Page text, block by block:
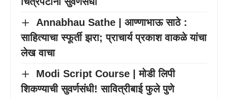
Annabhau Sathe | आण्णाभाऊ साठे :
साहित्याचा स्फूर्ती झरा; प्राचार्य प्रकाश वाकळे यांचा
लेख वाचा
Modi Script Course | मोडी लिपी
शिकण्याची सुवर्णसंधी! सावित्रीबाई फुले पुणे